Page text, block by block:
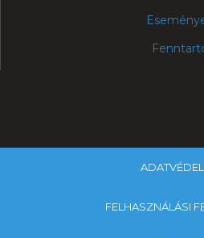
FELHASZNÁLÁSI